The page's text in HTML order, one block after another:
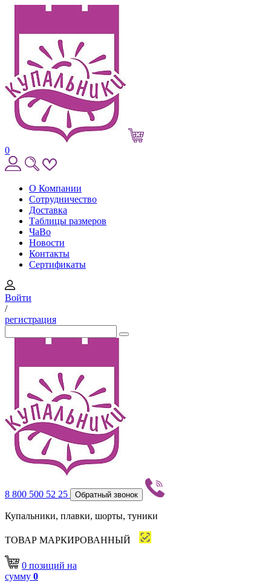
0
О Компании
Сотрудничество
Доставка
Таблицы размеров
ЧаВо
Новости
Контакты
Сертификаты
Войти
/
регистрация
8 800 500 52 25 Обратный звонок
Купальники, плавки, шорты, туники
ТОВАР МАРКИРОВАННЫЙ
0 позиций на
сумму 0